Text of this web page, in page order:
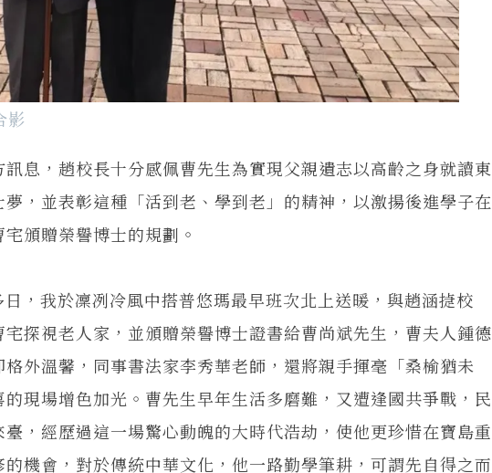
影
，趙校長十分感佩曹先生為實現父親遺志以高齡之身就讀東
，並表彰這種「活到老、學到老」的精神，以激揚後進學子在
頒贈榮譽博士的規劃。
我於凜冽冷風中搭普悠瑪最早班次北上送暖，與趙涵㨗校
探視老人家，並頒贈榮譽博士證書給曹尚斌先生，曹夫人鍾德
外溫馨，同事書法家李秀華老師，還將親手揮毫「桑榆猶未
現場增色加光。曹先生早年生活多磨難，又遭逢國共爭戰，民
，經歷過這一場驚心動魄的大時代浩劫，使他更珍惜在寶島重
機會，對於傳統中華文化，他一路勤學筆耕，可謂先自得之而